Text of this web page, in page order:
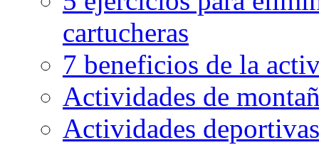
cartucheras
7 beneficios de la
Actividades de
Actividades